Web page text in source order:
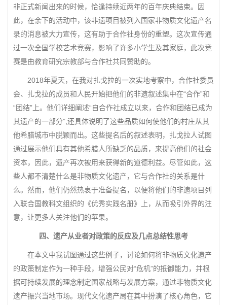
非正式新闻出来的时候，恰逢持续近两年的百年庆典结束。因
此，在余下的活动中，该非遗项目被列入国家非物质文化遗产名
录的消息被大力宣传，这有助于合作社身份的重塑。这次宣传通
过一次全国学校艺术竞赛，影响了许多小学生及其家庭，此次竞
赛是由教育研究宗教部与合作社共同赞助的。
2018年夏天，在我对扎戈拉的一次实地考察中，合作社委员
会、扎戈拉的成员和人民开始把他们的非遗叙述集中在“合作”和
“团结”上。他们详细阐述“自合作社成立以来，合作和团结已成为
其遗产的一部分”,还具体说明了这些品质如何使他们的村庄从其
他希腊城市中脱颖而出。这些提名后的叙述表明，扎戈拉人试图
通过展示他们具有其他希腊人所缺乏的品质，来提高他们的社会
资本，因此，遗产再次被用来获得新的道德利益。尽管如此，这
些人都不清楚什么是非物质文化遗产，它与合作社的关系是什
么。然而，他们仍然热衷于准备提名，以便将他们的非遗项目列
入联合国教科文组织的《优秀实践名册》上，从而吸引外界的注
意，让更多人关注他们的苹果。
四、遗产从业者对政策的反应及几点总结性思考
在本文中我试图通过这些例子，讨论如何将非物质文化遗产
的政策制定作为一种手段，增强公民对“危机”的抵御能力，并根
据可持续发展的理念制定国家战略与发展方案，通过非物质文化
遗产振兴当地市场。现代文化遗产局在其中扮演了核心角色，它